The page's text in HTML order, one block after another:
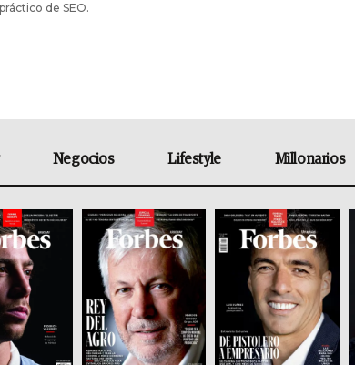
de SEO.
Negocios Lifestyle Millonarios